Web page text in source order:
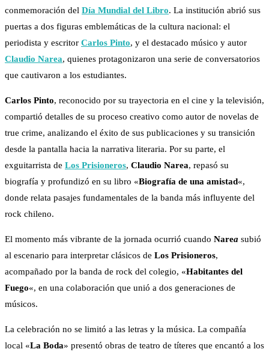
conmemoración del Día Mundial del Libro. La institución abrió sus
puertas a dos figuras emblemáticas de la cultura nacional: el
periodista y escritor Carlos Pinto, y el destacado músico y autor
Claudio Narea, quienes protagonizaron una serie de conversatorios
que cautivaron a los estudiantes.
Carlos Pinto, reconocido por su trayectoria en el cine y la televisión,
compartió detalles de su proceso creativo como autor de novelas de
true crime, analizando el éxito de sus publicaciones y su transición
desde la pantalla hacia la narrativa literaria. Por su parte, el
exguitarrista de Los Prisioneros, Claudio Narea, repasó su
biografía y profundizó en su libro «Biografía de una amistad«,
donde relata pasajes fundamentales de la banda más influyente del
rock chileno.
El momento más vibrante de la jornada ocurrió cuando Narea subió
al escenario para interpretar clásicos de Los Prisioneros,
acompañado por la banda de rock del colegio, «Habitantes del
Fuego«, en una colaboración que unió a dos generaciones de
músicos.
La celebración no se limitó a las letras y la música. La compañía
local «La Boda» presentó obras de teatro de títeres que encantó a los